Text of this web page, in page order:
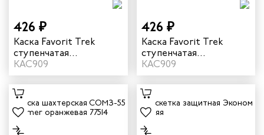
426 ₽
Каска Favorit Trek
ступенчатая
регулировка цвет
оранжевый
КАС909
426 ₽
Каска Favorit Trek
ступенчатая
регулировка цвет
белый
КАС909